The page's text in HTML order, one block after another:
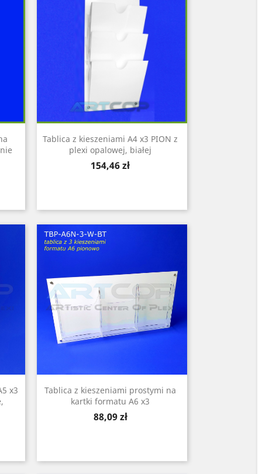
Tablica z kieszeniami A4 x3 PION z
plexi opalowej, białej
Cena
154,46 zł
x3
Tablica z kieszeniami prostymi na
kartki formatu A6 x3
Cena
88,09 zł